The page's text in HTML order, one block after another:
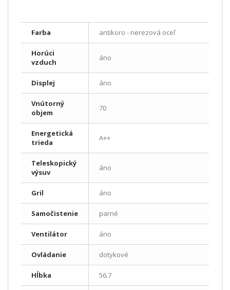
Farba antikoro - nerezová oceľ
Horúci
vzduch
áno
Displej áno
Vnútorný
objem
70
Energetická
trieda
A++
Teleskopický
výsuv
áno
Gril áno
Samočistenie parné
Ventilátor áno
Ovládanie dotykové
Hĺbka 56.7